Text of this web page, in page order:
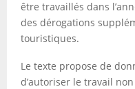
être travaillés dans
des dérogations
touristiques.
Le texte propose de
d’autoriser le travail